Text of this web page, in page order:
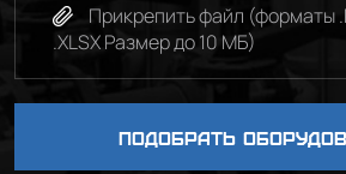
Прикрепить файл (форматы
.XLSX Размер до 10 МБ)
ПОДОБРАТЬ